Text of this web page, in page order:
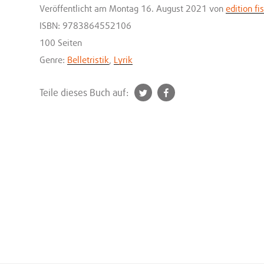
Veröffentlicht am Montag 16. August 2021 vonedition
ISBN: 9783864552106
100 Seiten
Genre: Belletristik Lyrik
Teile dieses Buch auf:
t
f